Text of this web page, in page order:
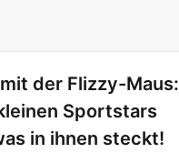
der Flizzy-Maus:
Sportstars
in ihnen steckt!